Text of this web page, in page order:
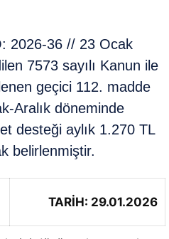
2026-36 // 23 Ocak
7573 sayılı Kanun ile
geçici 112. madde
Aralık döneminde
desteği aylık 1.270 TL
belirlenmiştir.
TARİH: 29.01.2026